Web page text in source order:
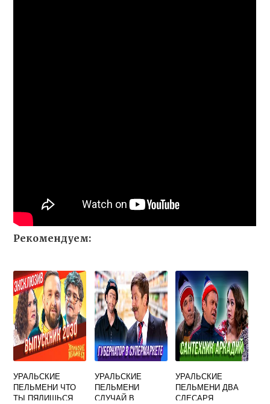
Рекомендуем:
УРАЛЬСКИЕ
ПЕЛЬМЕНИ ЧТО
ТЫ ПЯЛИШЬСЯ
УРАЛЬСКИЕ
ПЕЛЬМЕНИ
СЛУЧАЙ В
УРАЛЬСКИЕ
ПЕЛЬМЕНИ ДВА
СЛЕСАРЯ